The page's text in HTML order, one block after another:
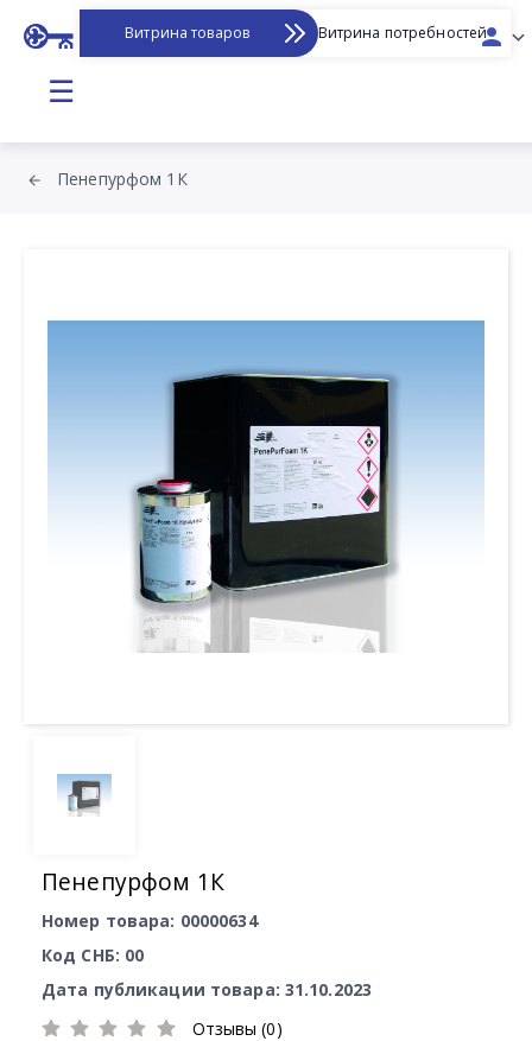
Витрина товаров Витрина потребностей
☰
Пенепурфом 1К
Пенепурфом 1К
Номер товара: 00000634
Код СНБ: 00
Дата публикации товара: 31.10.2023
Отзывы (0)